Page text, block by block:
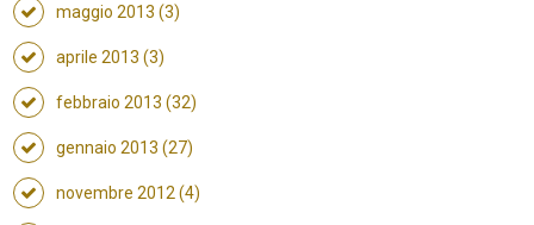
maggio 2013 (3)
aprile 2013 (3)
febbraio 2013 (32)
gennaio 2013 (27)
novembre 2012 (4)